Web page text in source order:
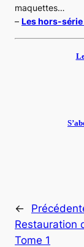
maquettes…
– Les hors-série
←
Restauration
Tome 1